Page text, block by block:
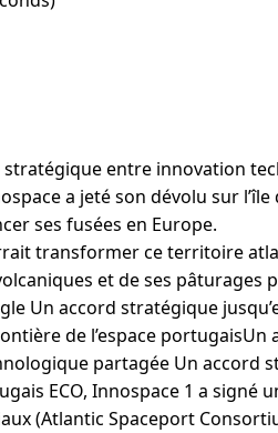
stratégique entre innovation
a jeté son dévolu sur
ses fusées en Europe.
transformer ce territoire
et de ses pâturages
Un accord stratégique
de l’espace
partagée Un accord
ECO, Innospace 1 a signé
(Atlantic Spaceport